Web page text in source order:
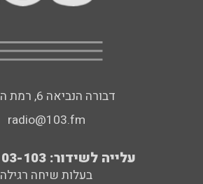
דבורה הנביאה 6, רמת השרון
radio@103.fm
עלייה לשידור: 0552-103-103
בעלות שיחה רגילה